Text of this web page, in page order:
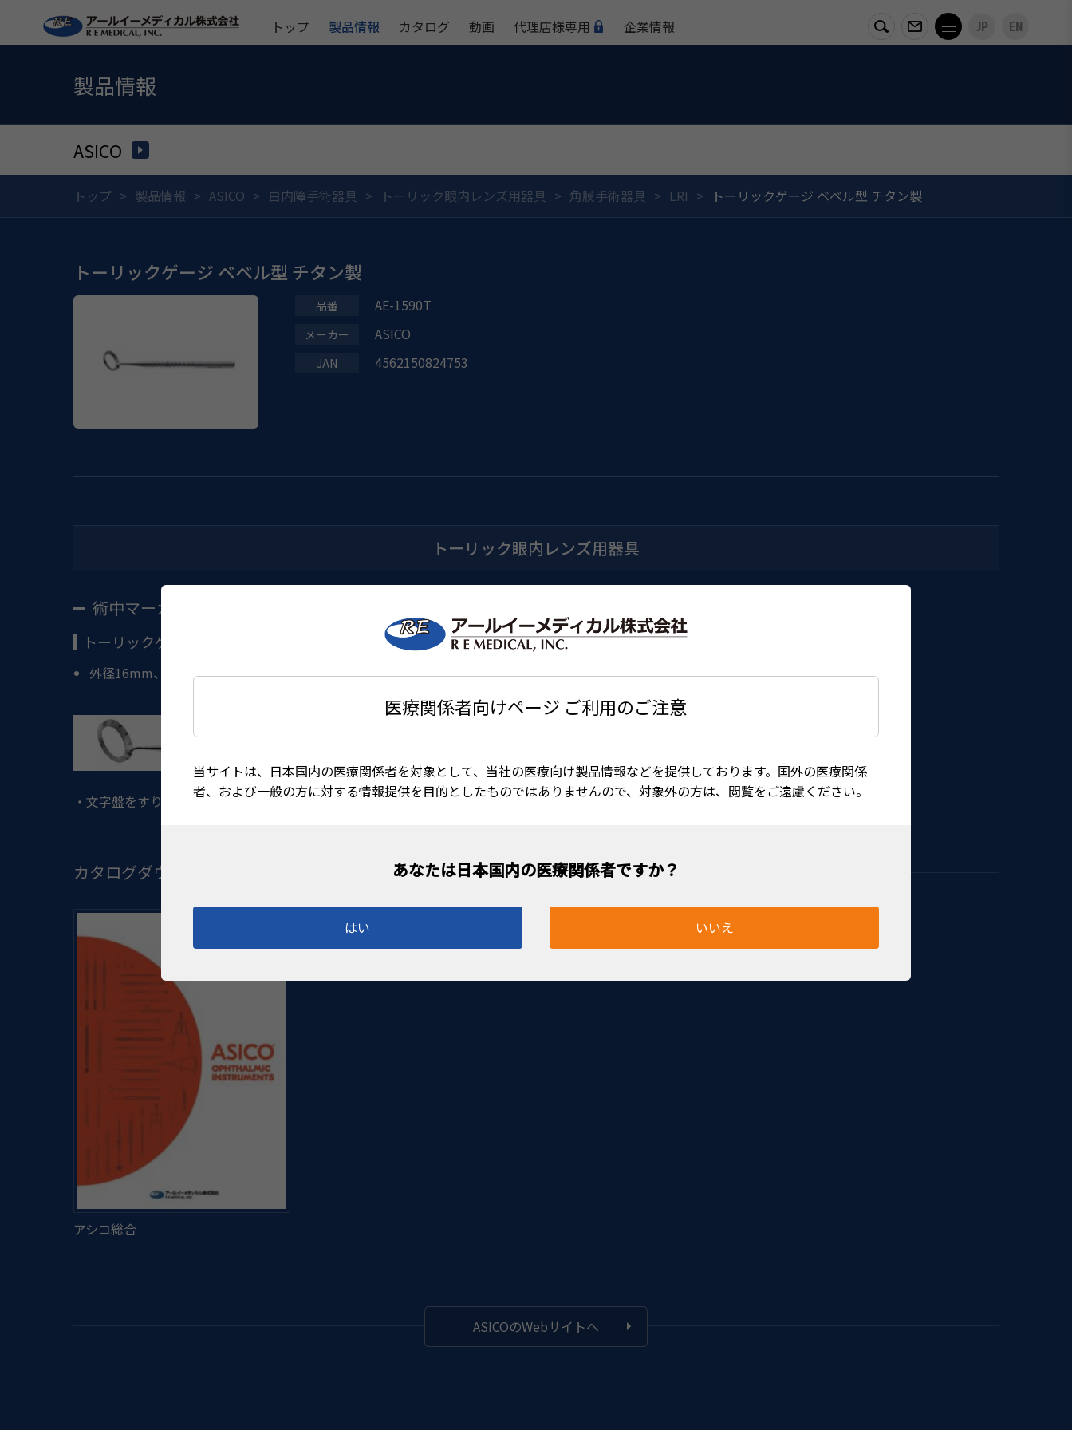
医療関係者向けページ ご利用のご注意
当サイトは、日本国内の医療関係者を対象として、当社の医療向け製品情報などを提供しております。国外の医療関係
者、および一般の方に対する情報提供を目的としたものではありませんので、対象外の方は、閲覧をご遠慮ください。
はい いいえ
トップ 製品情報 カタログ 動画 代理店様専用 企業情報 JP EN
製品情報
ASICO
トップ 製品情報 ASICO 白内障手術器具 トーリック眼内レンズ用器具 角膜手術器具 LRI トーリックゲージ ベベル型 チタン製
トーリックゲージ ベベル型 チタン製
AE-1590T
ASICO
4562150824753
トーリック眼内レンズ用器具
術中マーカー
トーリックゲージ ベベル型 チタン製
外径16mm、内径12mm
・文字盤をすり鉢状にしたことで、顕微鏡からの反射が少なくなり、視認性が向上しました。 ・AE-2740H又はAE-2740Nと一緒に使用します。
カタログダウンロード
ASICOのWebサイトへ